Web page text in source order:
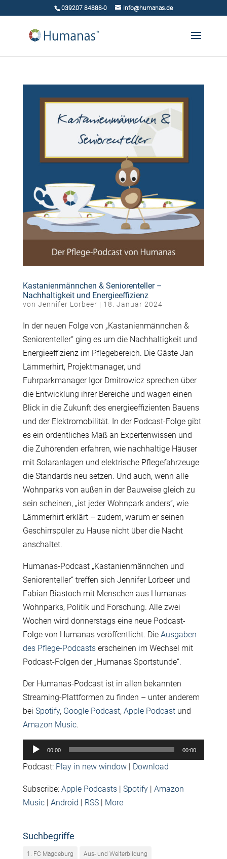
039207 84888-0 info@humanas.de
Kastanienmännchen & Seniorenteller –
Nachhaltigkeit und Energieeffizienz
von Jennifer Lorbeer | 18. Januar 2024
In der neuen Folge von „Kastanienmännchen &
Seniorenteller“ ging es um die Nachhaltigkeit und
Energieeffizienz im Pflegebereich. Die Gäste Jan
Lämmerhirt, Projektmanager, und
Fuhrparkmanager Igor Dmitrowicz sprechen über
die Entwicklung ihrer Bereiche und wagen einen
Blick in die Zukunft des energieeffizienten Bauens
und der Elektromobilität. In der Podcast-Folge gibt
es ein ordentliches Maß an Expertenwissen und
die Zuhörenden erfahren, wie nachhaltige Häuser
mit Solaranlagen und elektrische Pflegefahrzeuge
die Standards neu setzen. Und auch, wenn alle
Wohnparks von außen in der Bauweise gleich zu
sein scheinen, „ist jeder Wohnpark anders“, wie
Lämmerhirt erklärt – zudem, warum er seinen
Geschirrspüler zu Hause nicht über die Nacht
anschaltet.
Humanas-Podcast „Kastanienmännchen und
Seniorenteller“ treffen sich Jennifer Lorbeer und
Fabian Biastoch mit Menschen aus Humanas-
Wohnparks, Politik und Forschung. Alle zwei
Wochen wird donnerstags eine neue Podcast-
Folge von Humanas veröffentlicht. Die Ausgaben
des Pflege-Podcastserscheinen im Wechsel mit
Podcast-Folgen der „Humanas Sportstunde“.
Der Humanas-Podcast ist in allen bekannten
Streaming-Plattformen zu finden – unter anderem
bei Spotify, Google Podcast, Apple Podcastund
Amazon Music.
Audio-
Player
00:00 00:00
Podcast: Play in new window| Download
Subscribe: Apple Podcasts| Spotify| Amazon
Music| Android RSS| More
Suchbegriffe
1. FC Magdeburg Aus- und Weiterbildung